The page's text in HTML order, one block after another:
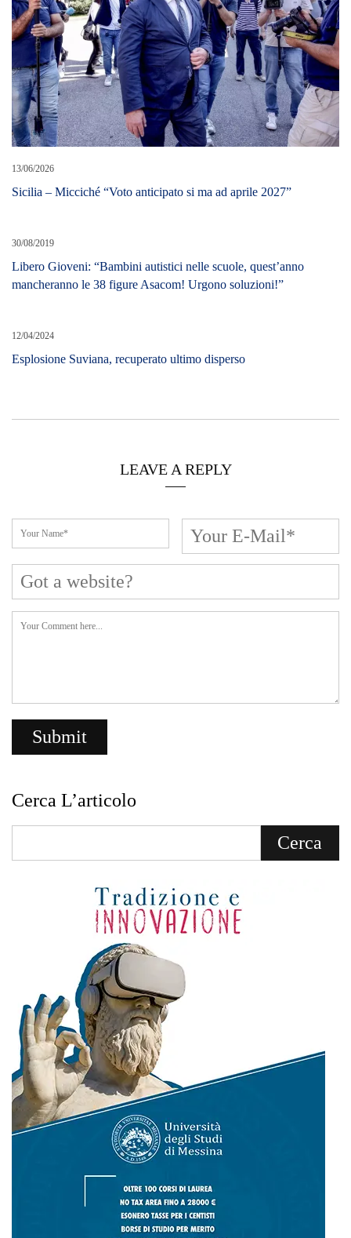
13/06/2026
Sicilia – Micciché “Voto anticipato si ma ad aprile 2027”
30/08/2019
Libero Gioveni: “Bambini autistici nelle scuole, quest’anno
mancheranno le 38 figure Asacom! Urgono soluzioni!”
12/04/2024
Esplosione Suviana, recuperato ultimo disperso
LEAVE A REPLY
Cerca L’articolo